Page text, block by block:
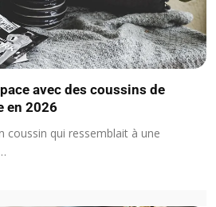
avec des coussins de
en 2026
coussin qui ressemblait à une